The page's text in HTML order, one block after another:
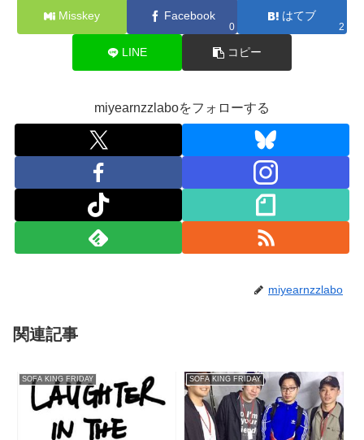
Misskey Facebook
0
はてブ
2
LINE コピー
miyearnzzlaboをフォローする
miyearnzzlabo
関連記事
SOFA KING FRIDAY SOFA KING FRIDAY